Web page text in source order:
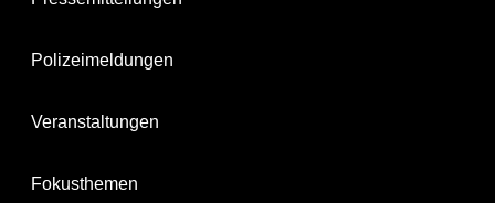
Polizeimeldungen
Veranstaltungen
Fokusthemen